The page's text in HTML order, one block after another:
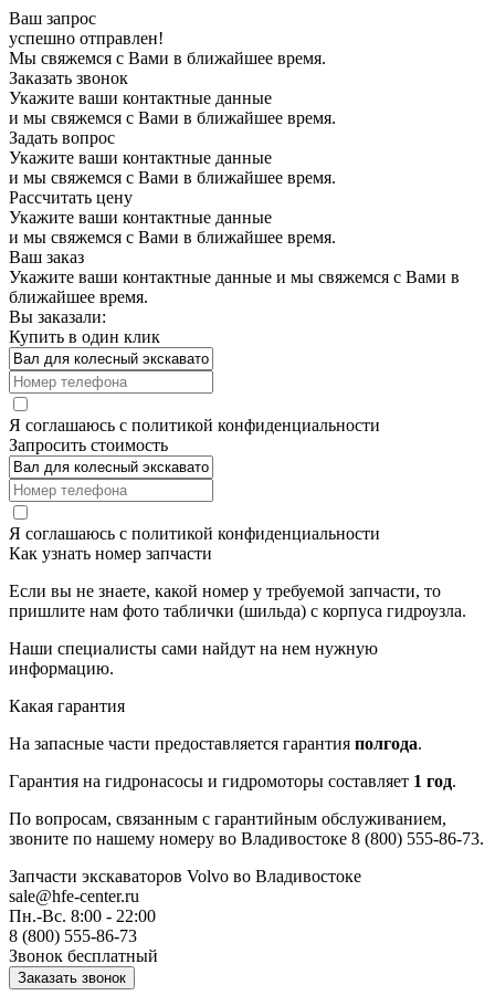
Ваш запрос
успешно отправлен!
Мы свяжемся с Вами в ближайшее время.
Заказать звонок
Укажите ваши контактные данные
и мы свяжемся с Вами в ближайшее время.
Задать вопрос
Укажите ваши контактные данные
и мы свяжемся с Вами в ближайшее время.
Рассчитать цену
Укажите ваши контактные данные
и мы свяжемся с Вами в ближайшее время.
Ваш заказ
Укажите ваши контактные данные и мы свяжемся с Вами в
ближайшее время.
Вы заказали:
Купить в один клик
Я соглашаюсь с политикой конфиденциальности
Запросить стоимость
Я соглашаюсь с политикой конфиденциальности
Как узнать номер запчасти
Если вы не знаете, какой номер у требуемой запчасти, то
пришлите нам фото таблички (шильда) с корпуса гидроузла.
Наши специалисты сами найдут на нем нужную
информацию.
Какая гарантия
На запасные части предоставляется гарантия полгода.
Гарантия на гидронасосы и гидромоторы составляет 1 год.
По вопросам, связанным с гарантийным обслуживанием,
звоните по нашему номеру во Владивостоке 8 (800) 555-86-73.
Запчасти экскаваторов Volvo во Владивостоке
sale@hfe-center.ru
Пн.-Вс. 8:00 - 22:00
8 (800) 555-86-73
Звонок бесплатный